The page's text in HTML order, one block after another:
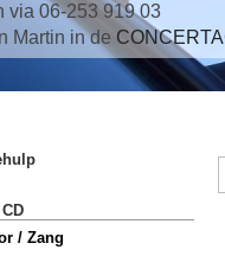
via 06-253 919 03
Martin in de
/ Zang